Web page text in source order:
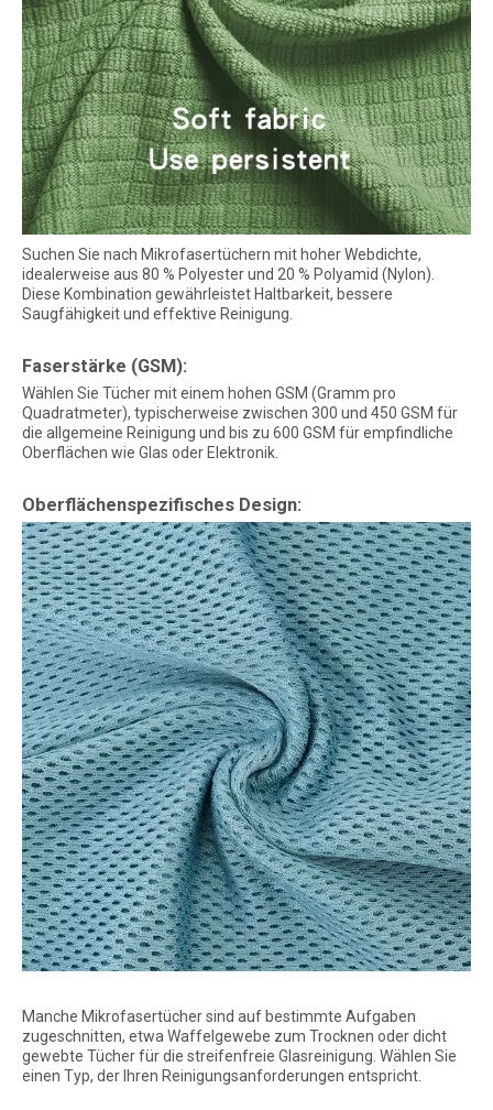
Suchen Sie nach Mikrofasertüchern mit hoher Webdichte,
idealerweise aus 80 % Polyester und 20 % Polyamid (Nylon).
Diese Kombination gewährleistet Haltbarkeit, bessere
Saugfähigkeit und effektive Reinigung.
Faserstärke (GSM):
Wählen Sie Tücher mit einem hohen GSM (Gramm pro
Quadratmeter), typischerweise zwischen 300 und 450 GSM für
die allgemeine Reinigung und bis zu 600 GSM für empfindliche
Oberflächen wie Glas oder Elektronik.
Oberflächenspezifisches Design:
Manche Mikrofasertücher sind auf bestimmte Aufgaben
zugeschnitten, etwa Waffelgewebe zum Trocknen oder dicht
gewebte Tücher für die streifenfreie Glasreinigung. Wählen Sie
einen Typ, der Ihren Reinigungsanforderungen entspricht.